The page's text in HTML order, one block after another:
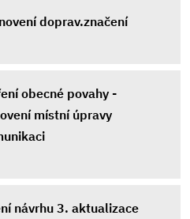
doprav.značení
obecné povahy -
místní úpravy
návrhu 3. aktualizace